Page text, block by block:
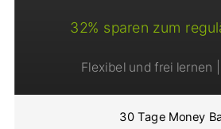
32% sparen zum
Flexibel und frei lernen
30 Tage Money